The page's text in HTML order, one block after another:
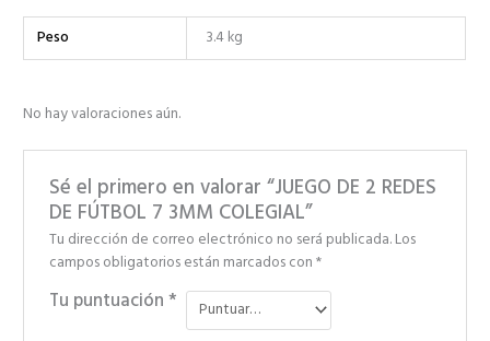
Peso 3.4 kg
No hay valoraciones aún.
Sé el primero en valorar “JUEGO DE 2 REDES
DE FÚTBOL 7 3MM COLEGIAL”
Tu dirección de correo electrónico no será publicada.Los
campos obligatorios están marcados con*
Tu puntuación*